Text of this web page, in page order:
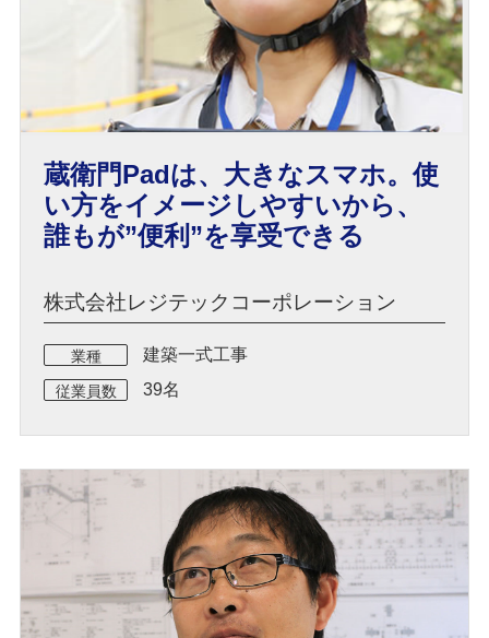
蔵衛門Padは、大きなスマホ。使
い方をイメージしやすいから、
誰もが”便利”を享受できる
株式会社レジテックコーポレーション
業種 建築一式工事
従業員数 39名